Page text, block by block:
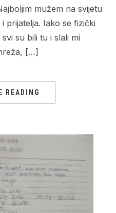
mužem na svijetu
prijatelja. Iako se fizički
su bili tu i slali mi
[…]
READING